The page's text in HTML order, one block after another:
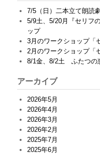
直
し
編
＆
動
き
編
」
を
開
催
い
し
ま
す
7/5（日）二本立て朗読
5/9土、5/20月『セリフ
ップ
3月のワークショップ「
2月のワークショップ「
8/1金、8/2土 ふたつの
アーカイブ
2026年5月
2026年4月
2026年3月
2026年2月
2025年7月
2025年6月